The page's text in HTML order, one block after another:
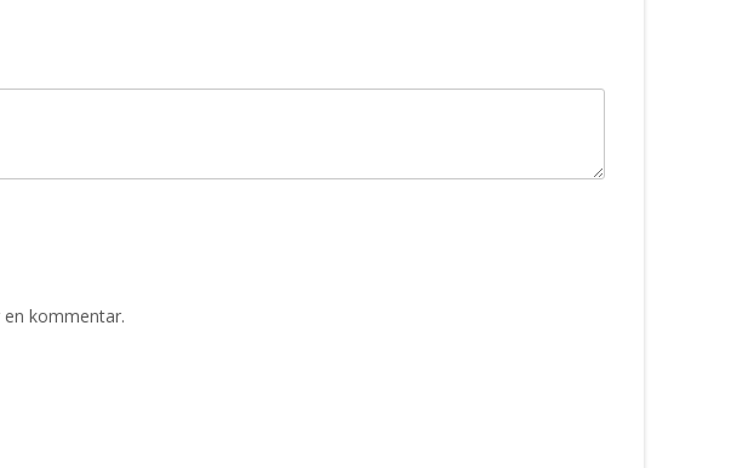
kommentar.